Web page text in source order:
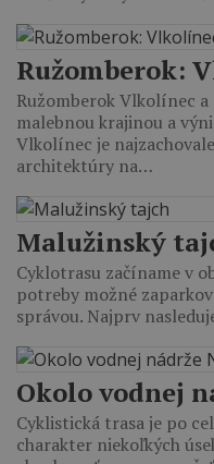
Ružomberok:
Ružomberok Vlkolínec
malebnou krajinou a
Vlkolínec je
architektúry na…
Malužinský
Cyklotrasu začíname v
potreby možné
správou. Najprv
Okolo vodnej
Cyklistická trasa je po
charakter niekoľkých